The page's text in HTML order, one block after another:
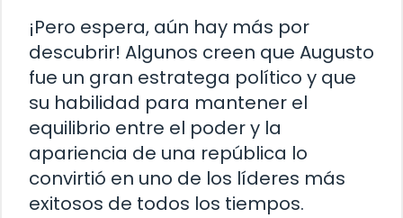
¡Pero espera, aún hay más por
descubrir! Algunos creen que Augusto
fue un gran estratega político y que
su habilidad para mantener el
equilibrio entre el poder y la
apariencia de una república lo
convirtió en uno de los líderes más
exitosos de todos los tiempos.